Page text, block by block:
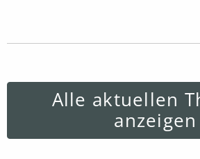
Alle aktuellen
anzeigen